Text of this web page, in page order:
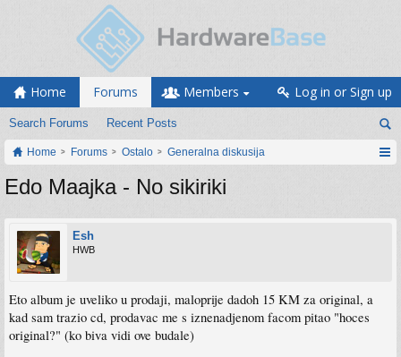
Home Forums
Search Forums Recent Posts
Members Log in or Sign up
Home Forums Ostalo Generalna diskusija
Edo Maajka - No sikiriki
Esh
HWB
Eto album je uveliko u prodaji, maloprije dadoh 15 KM za original, a
kad sam trazio cd, prodavac me s iznenadjenom facom pitao "hoces
original?" (ko biva vidi ove budale)